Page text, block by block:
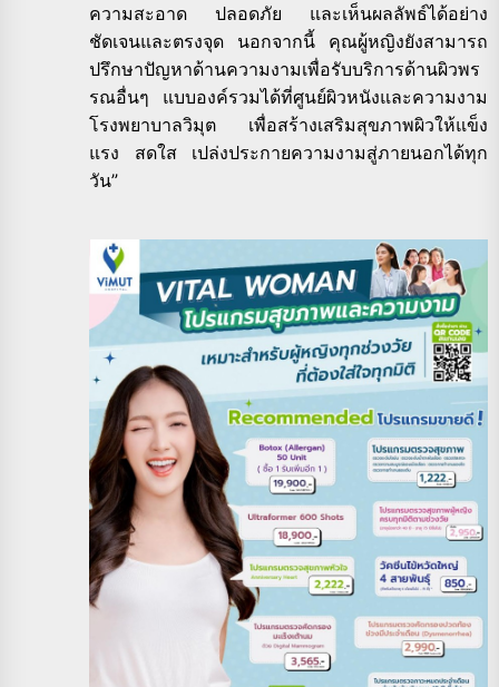
ความสะอาด ปลอดภัย และเห็นผลลัพธ์ได้อย่าง
ชัดเจนและตรงจุด นอกจากนี้ คุณผู้หญิงยังสามารถ
ปรึกษาปัญหาด้านความงามเพื่อรับบริการด้านผิวพร
รณอื่นๆ แบบองค์รวมได้ที่ศูนย์ผิวหนังและความงาม
โรงพยาบาลวิมุต เพื่อสร้างเสริมสุขภาพผิวให้แข็ง
แรง สดใส เปล่งประกายความงามสู่ภายนอกได้ทุก
วัน”